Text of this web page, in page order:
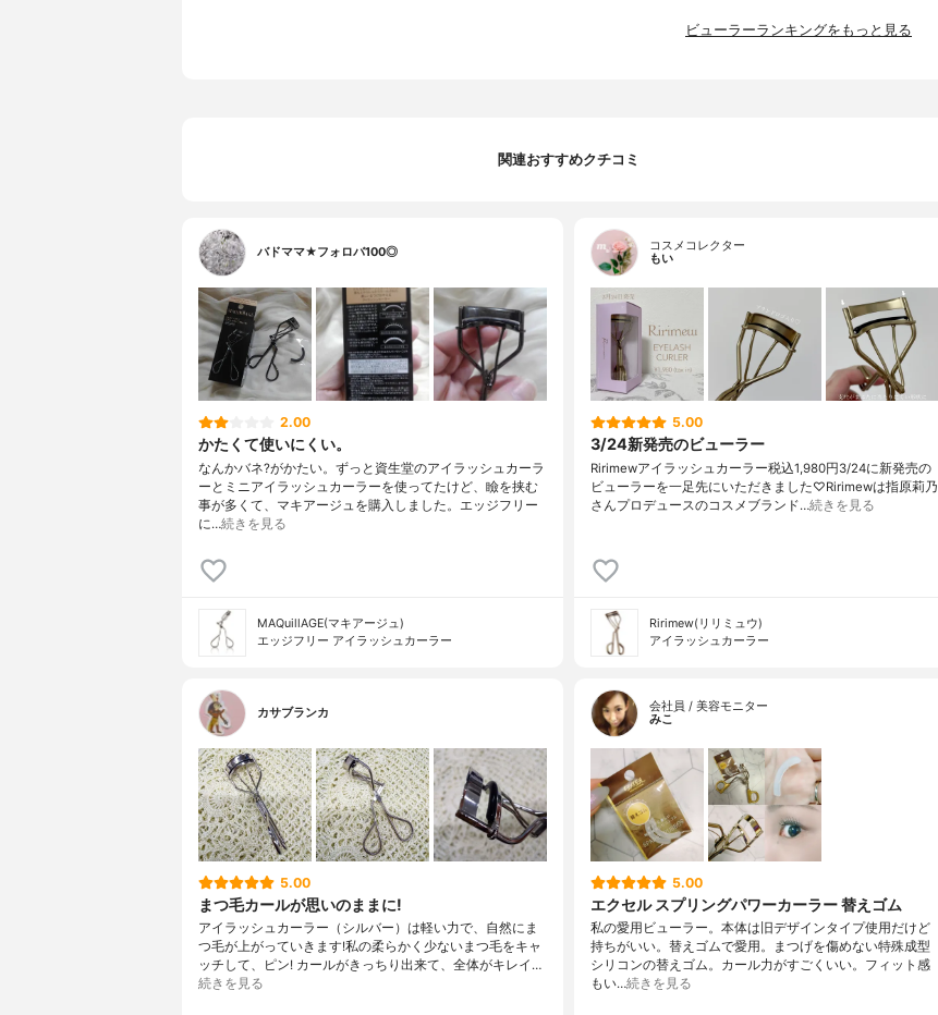
ビューラーランキングをもっと見る
関連おすすめクチコミ
バドママ★フォロバ100◎
2.00
かたくて使いにくい。
なんかバネ?がかたい。ずっと資生堂のアイラッシュカーラ
ーとミニアイラッシュカーラーを使ってたけど、瞼を挟む
事が多くて、マキアージュを購入しました。エッジフリー
に…続きを見る
MAQuillAGE(マキアージュ)
エッジフリー アイラッシュカーラー
コスメコレクター
もい
5.00
3/24新発売のビューラー
Ririmewアイラッシュカーラー税込1,980円3/24に新発売の
ビューラーを一足先にいただきました♡Ririmewは指原莉乃
さんプロデュースのコスメブランド…続きを見る
Ririmew(リリミュウ)
アイラッシュカーラー
カサブランカ
5.00
まつ毛カールが思いのままに!
アイラッシュカーラー（シルバー）は軽い力で、自然にま
つ毛が上がっていきます!私の柔らかく少ないまつ毛をキャ
ッチして、ピン! カールがきっちり出来て、全体がキレイ…
続きを見る
会社員 / 美容モニター
みこ
5.00
エクセル スプリングパワーカーラー 替えゴム
私の愛用ビューラー。本体は旧デザインタイプ使用だけど
持ちがいい。替えゴムで愛用。まつげを傷めない特殊成型
シリコンの替えゴム。カール力がすごくいい。フィット感
もい…続きを見る